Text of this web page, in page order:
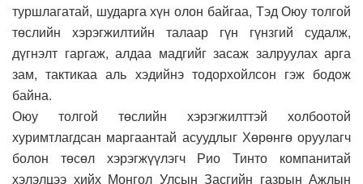
туршлагатай, шударга хүн олон байгаа, Тэд Оюу толгой
төслийн хэрэгжилтийн талаар гүн гүнзгий судалж,
дүгнэлт гаргаж, алдаа мадгийг засаж залруулах арга
зам, тактикаа аль хэдийнэ тодорхойлсон гэж бодож
байна.
Оюу толгой төслийн хэрэгжилттэй холбоотой
хуримтлагдсан маргаантай асуудлыг Хөрөнгө оруулагч
болон төсөл хэрэгжүүлэгч Рио Тинто компанитай
хэлэлцээ хийх Монгол Улсын Засгийн газрын Ажлын